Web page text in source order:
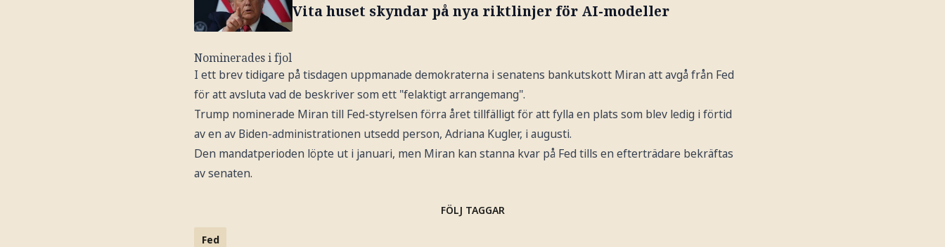
Vita huset skyndar på nya riktlinjer för AI-modeller
Nominerades i fjol
I ett brev tidigare på tisdagen uppmanade demokraterna i senatens bankutskott Miran att avgå från Fed
för att avsluta vad de beskriver som ett "felaktigt arrangemang".
Trump nominerade Miran till Fed-styrelsen förra året tillfälligt för att fylla en plats som blev ledig i förtid
av en av Biden-administrationen utsedd person, Adriana Kugler, i augusti.
Den mandatperioden löpte ut i januari, men Miran kan stanna kvar på Fed tills en efterträdare bekräftas
av senaten.
FÖLJ TAGGAR
Fed